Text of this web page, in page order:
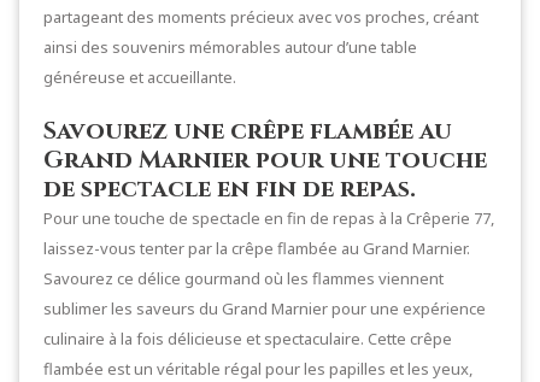
partageant des moments précieux avec vos proches, créant
ainsi des souvenirs mémorables autour d’une table
généreuse et accueillante.
Savourez une crêpe flambée au
Grand Marnier pour une touche
de spectacle en fin de repas.
Pour une touche de spectacle en fin de repas à la Crêperie 77,
laissez-vous tenter par la crêpe flambée au Grand Marnier.
Savourez ce délice gourmand où les flammes viennent
sublimer les saveurs du Grand Marnier pour une expérience
culinaire à la fois délicieuse et spectaculaire. Cette crêpe
flambée est un véritable régal pour les papilles et les yeux,